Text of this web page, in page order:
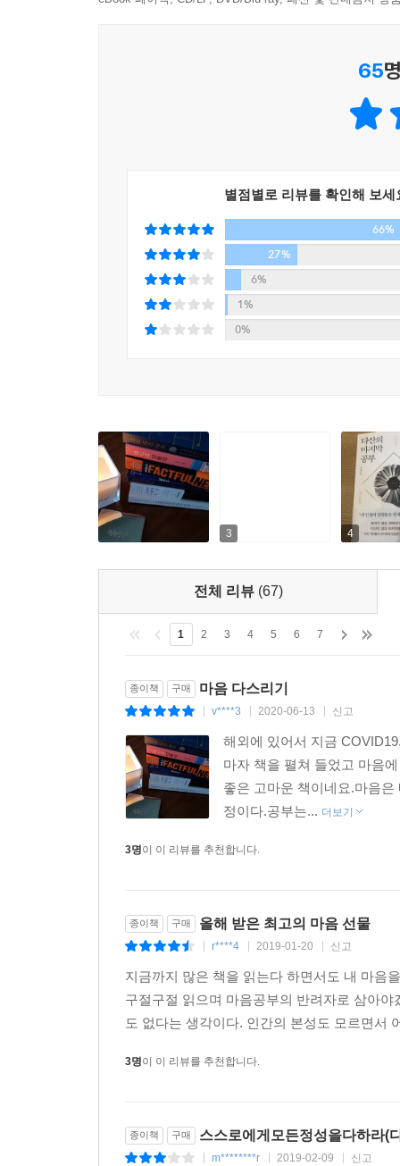
맹자왈 대인자 불실기적자지심자야
이 모자란 데 대해 변명을 할 자격이 주어진다.
탓할 자격도 주어지지 않는다. _〈경험에 휘둘리
《장자》 에는 정나라의 재상이었던 자산과 다리
불구인 처지인 주제에 자신처럼 높은 지위의 사
도가가 말했다.
“몸이 불편한 것이 인간의 힘으로 어찌할 수 없음
발이 없다고 비웃는 이가 많습니다. 그러나 저는
며 마음으로 사귀는 데에도 불구하고 오직 겉모습
된다〉 중에서
--- 본문 중에서
공자의 고백을 들어보면 정약용이 최초이자 최
이 책이 《심경》을 새롭게 풀었을 뿐 정약용의
《다산의 마지막 공부》는 고전의 정수인 《심
친절하면서도 새롭게 풀었다. 그럼으로써 독자들
‘유교 경전의 끝판왕’으로 불리지만 《심경》에
모든 학자들이 도달한 마지막 경지에 놓인 마음
“마음은 내 것이지만 평생 내 마음대로 할 수 없다”
인생의 걸림돌은 언제나 나 자신이었다는 자각
이 책에서 꼽는 《심경》의 핵심은 신독愼獨이다.
않아도 하늘이 지켜보고 있기에 항상 흐트러지
지적을 넘어 신독을 전혀 다르게 해석한다.
주자는 이렇게 말했다. “지금 선비란 작자들을
없다. 그러면서 스스로는 전혀 의롭지 않으니, 그
단정함이 아니라 자신만의 동굴에서 오늘도 어
많은 번뇌이고 성찰이고, 어떻게 살고 있으며 무
정약용은 사심이 없고 반듯한 인간에 대해 회
살기 위해 마음을 버리는 것이 아니라, 살다보니
공부란 잃어버린 마음을 찾아가는 과정이다
《심경》과 관련해서는 한 가지 흥미로운 지점
삼았던 조선 최고의 베스트셀러였다. 그러나 오
이와 관련해 일제강점기 당시 상하이에서 활동
한국인들은 19세기 말 이후 백 년 남짓한 시간
역사의 퇴적층을 속성으로 쌓아 올리고 봉합할
그렇게 당장의 현실을 넘기기 위해 마음을 버려
배부른 사치였을 뿐이다. 그 결과 지금 우리는
엉망진창으로 뒤섞여 분열적인 모습으로 나타나
익숙해진 것이다. 마음을 지켜내는 것에 대한 깊
쉽게 분노하고 서둘러 냉소하는 지금 여기에서
65
별점별로 리뷰를 확인해 보세
66%
27%
6%
1%
0%
3 4
전체 리뷰 (67)
1 2 3 4 5 6 7
종이책 구매 마음 다스리기
v****3 2020-06-13 신고
해외에 있어서 지금
마자 책을 펼쳐 들었고 마음
좋은 고마운 책이네요.마음
정이다.공부는... 더보기
3명이 이 리뷰를 추천합니다.
종이책 구매 올해 받은 최고의 마음 선물
r****4 2019-01-20 신고
지금까지 많은 책을 읽는다 하면서도 내 마음
구절구절 읽으며 마음공부의 반려자로 삼아
도 없다는 생각이다. 인간의 본성도 모르면서
3명이 이 리뷰를 추천합니다.
종이책 구매 스스로에게모든정성을다하라(
m********r 2019-02-09 신고